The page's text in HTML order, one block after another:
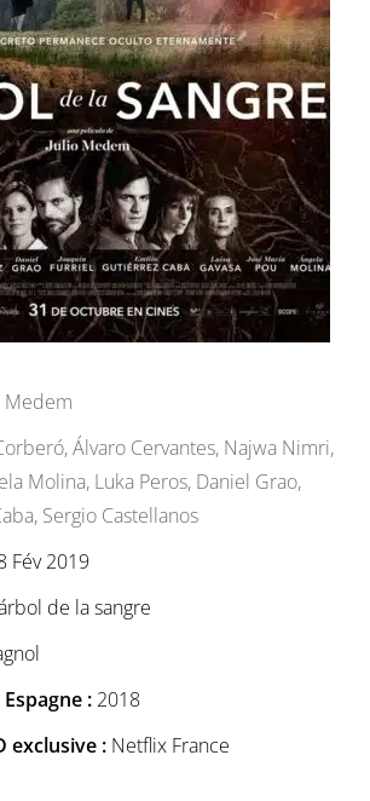
Medem
Álvaro Cervantes, Najwa Nimri,
Molina, Luka Peros, Daniel Grao,
Sergio Castellanos
Fév 2019
de la sangre
: 2018
exclusive : Netflix France